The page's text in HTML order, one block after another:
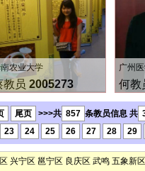
农业大学
教员 2005273
广州
何
尾页 >>>共 857 条教员信息 共
23 24 25 26 27 28 29
兴宁区 邕宁区 良庆区 武鸣 五象新区